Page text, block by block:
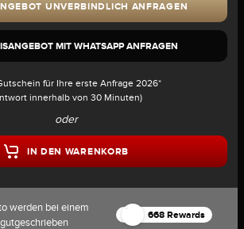
UNVERBINDLICH ANFRAGEN
MIT WHATSAPP ANFRAGEN
für Ihre erste Anfrage 2026*
innerhalb von 30 Minuten)
oder
IN DEN WARENKORB
werden bei einem
668 Rewards